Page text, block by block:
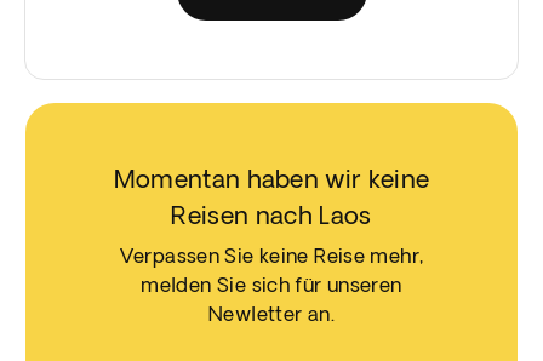
Momentan haben wir keine
Reisen nach Laos
Verpassen Sie keine Reise mehr,
melden Sie sich für unseren
Newletter an.